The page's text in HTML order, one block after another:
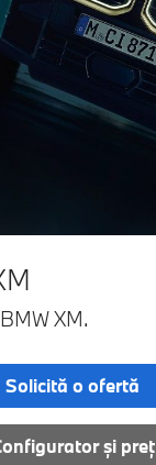
XM.
Solicită o ofertă
și preț